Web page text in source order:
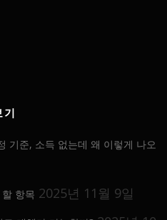
기준, 소득 없는데 왜 이렇게 나오
항목 2025년 11월 9일